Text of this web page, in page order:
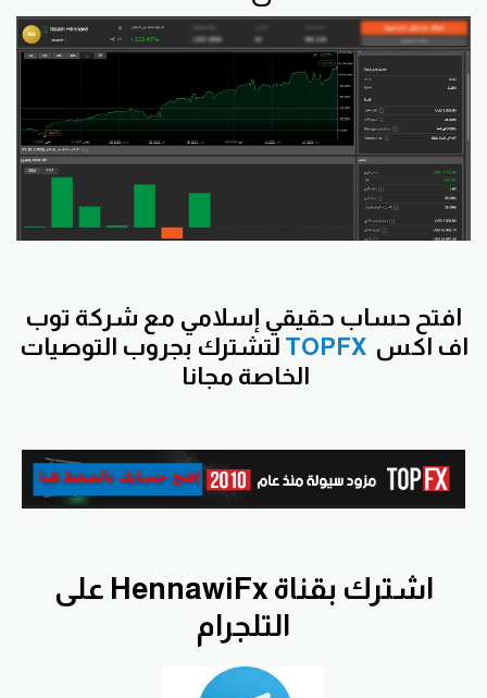
افتح حساب حقيقي إسلامي مع شركة توب
اف اكسTOPFX لتشترك بجروب التوصيات
الخاصة مجانا
اشترك بقناة HennawiFx على
التلجرام